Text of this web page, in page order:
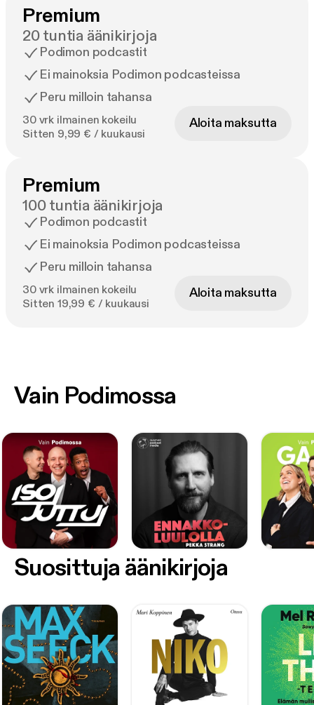
Premium
20 tuntia äänikirjoja
Podimon podcastit
Ei mainoksia Podimon podcasteissa
Peru milloin tahansa
30 vrk ilmainen kokeilu
Sitten 9,99 € / kuukausi
Aloita maksutta
Premium
100 tuntia äänikirjoja
Podimon podcastit
Ei mainoksia Podimon podcasteissa
Peru milloin tahansa
30 vrk ilmainen kokeilu
Sitten 19,99 € / kuukausi
Aloita maksutta
Vain Podimossa
Suosittuja äänikirjoja